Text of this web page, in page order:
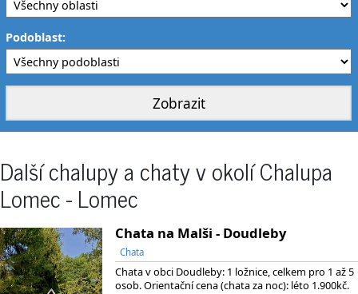
Podoblast:
Další chalupy a chaty v okolí Chalupa
Lomec - Lomec
Chata na Malši - Doudleby
Chata
Chata v obci Doudleby: 1 ložnice, celkem pro 1 až 5
osob. Orientační cena (chata za noc): léto 1.900kč.